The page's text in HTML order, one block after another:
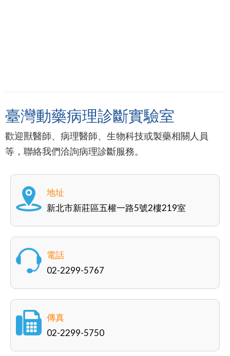
臺灣動藥病理診斷實驗室
歡迎獸醫師、病理醫師、生物科技或製藥相關人員
等，聯絡我們洽詢病理診斷服務。
地址
新北市新莊區五權一路5號2樓219室
電話
02-2299-5767
傳真
02-2299-5750